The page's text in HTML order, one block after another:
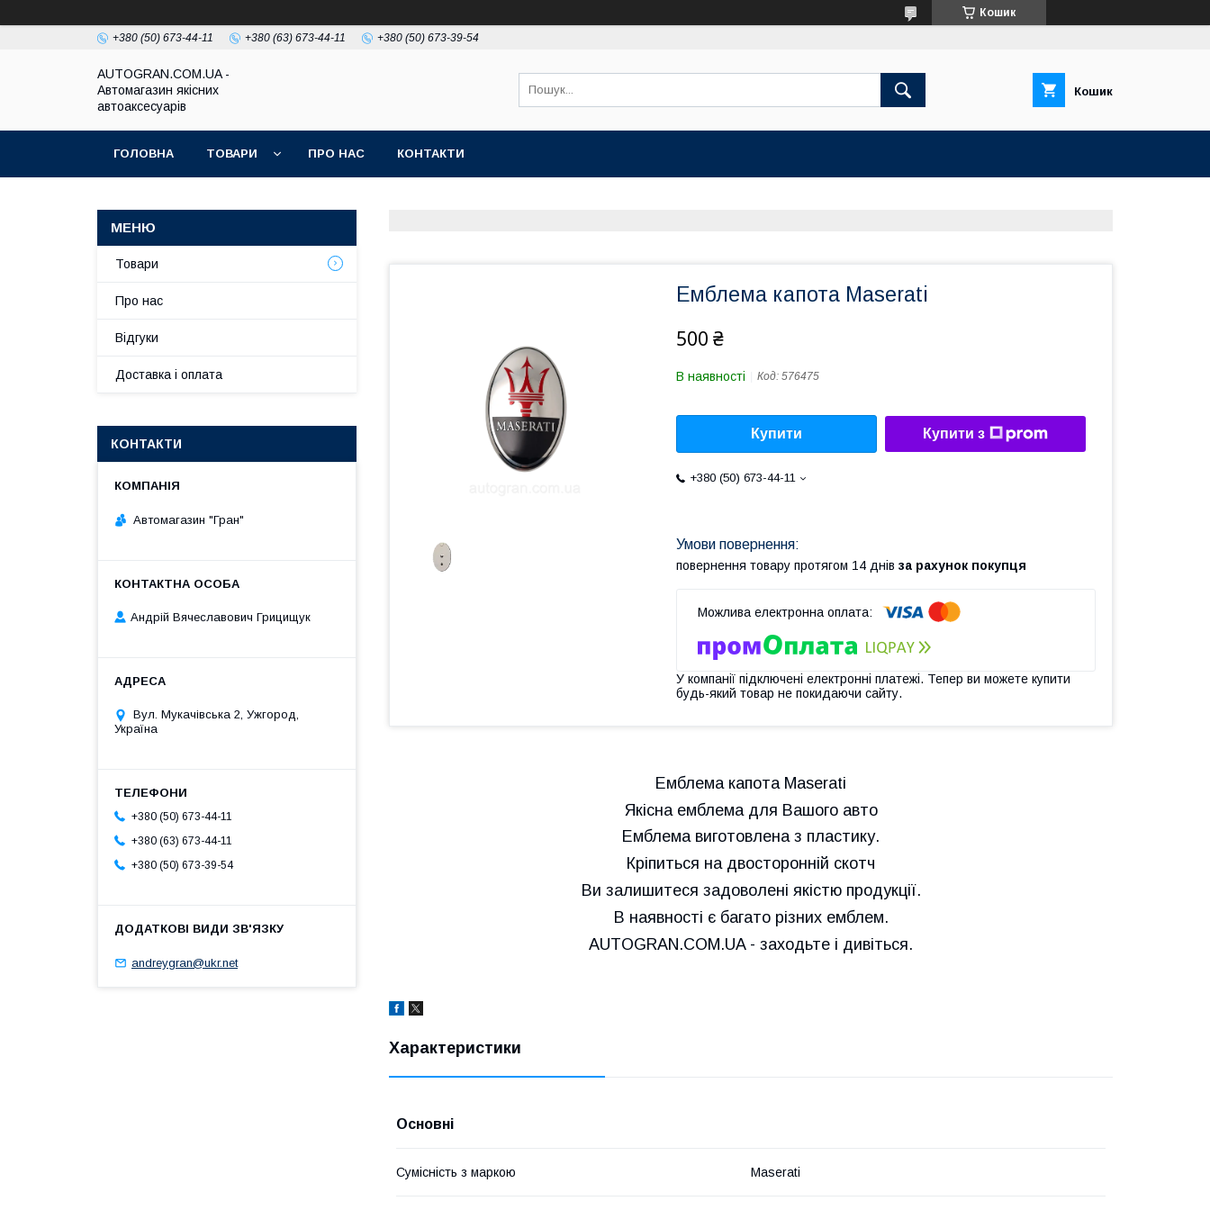
Кошик
+380 (50) 673-44-11 +380 (63) 673-44-11 +380 (50) 673-39-54
AUTOGRAN.COM.UA -
Автомагазин якісних
автоаксесуарів
Кошик
ГОЛОВНА ТОВАРИ ПРО НАС КОНТАКТИ
Емблема капота Maserati
500 ₴
В наявності Код: 576475
Купити Купити з
+380 (50) 673-44-11
повернення товару протягом 14 днів за рахунок покупця
У компанії підключені електронні платежі. Тепер ви можете купити
будь-який товар не покидаючи сайту.
Емблема капота Maserati
Якісна емблема для Вашого авто
Емблема виготовлена з пластику.
Кріпиться на двосторонній скотч
Ви залишитеся задоволені якістю продукції.
В наявності є багато різних емблем.
AUTOGRAN.COM.UA - заходьте і дивіться.
Характеристики
Основні
Сумісність з маркою Maserati
Товари
Про нас
Відгуки
Доставка і оплата
КОНТАКТИ
Автомагазин "Гран"
Андрій Вячеславович Грицищук
Вул. Мукачівська 2, Ужгород,
Україна
+380 (50) 673-44-11
+380 (63) 673-44-11
+380 (50) 673-39-54
andreygran@ukr.net